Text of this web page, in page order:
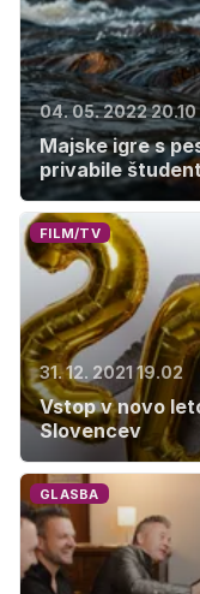
04. 05. 2022 20.10
Majske igre s
privabile
FILM/TV
31. 12. 2021 19.02
Vstop v novo
Slovencev
GLASBA